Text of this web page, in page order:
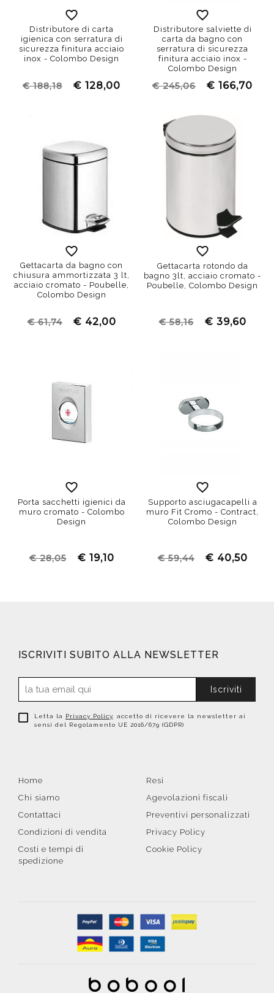
Distributore di carta
igienica con serratura di
sicurezza finitura acciaio
inox - Colombo Design
€ 188,18 € 128,00
Distributore salviette di
carta da bagno con
serratura di sicurezza
finitura acciaio inox -
Colombo Design
€ 245,06 € 166,70
Gettacarta da bagno con
chiusura ammortizzata 3 lt,
acciaio cromato - Poubelle,
Colombo Design
€ 61,74 € 42,00
Gettacarta rotondo da
bagno 3lt, acciaio cromato -
Poubelle, Colombo Design
€ 58,16 € 39,60
Porta sacchetti igienici da
muro cromato - Colombo
Design
€ 28,05 € 19,10
Supporto asciugacapelli a
muro Fit Cromo - Contract,
Colombo Design
€ 59,44 € 40,50
ISCRIVITI SUBITO ALLA NEWSLETTER
Iscriviti
Letta la Privacy Policy , accetto di ricevere la newsletter ai
sensi del Regolamento UE 2016/679 (GDPR)
Home
Chi siamo
Contattaci
Condizioni di vendita
Costi e tempi di
spedizione
Resi
Agevolazioni fiscali
Preventivi personalizzati
Privacy Policy
Cookie Policy